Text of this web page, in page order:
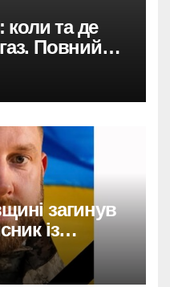
коли та де
Повний
загинув
із